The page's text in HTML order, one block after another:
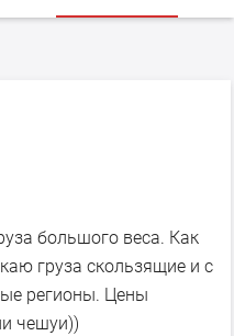
большого веса. Как
груза скользящие и с
регионы. Цены
чешуи))